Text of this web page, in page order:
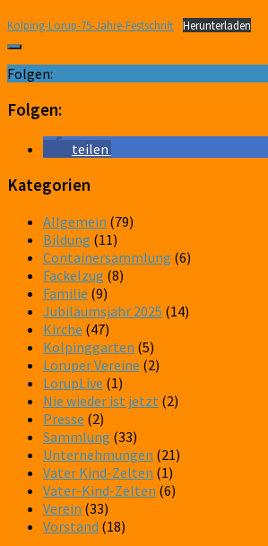
Kolping-Lorup-75-Jahre-Festschrift Herunterladen
Folgen:
Folgen:
teilen
Kategorien
Allgemein (79)
Bildung (11)
Containersammlung (6)
Fackelzug (8)
Familie (9)
Jubiläumsjahr 2025 (14)
Kirche (47)
Kolpinggarten (5)
Loruper Vereine (2)
LorupLive (1)
Nie wieder ist jetzt (2)
Presse (2)
Sammlung (33)
Unternehmungen (21)
Vater Kind-Zelten (1)
Vater-Kind-Zelten (6)
Verein (33)
Vorstand (18)